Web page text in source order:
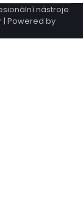
nástroje
| Powered by